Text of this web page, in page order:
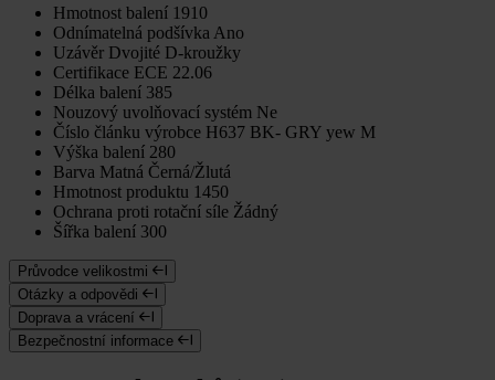
Hmotnost balení 1910
Odnímatelná podšívka Ano
Uzávěr Dvojité D-kroužky
Certifikace ECE 22.06
Délka balení 385
Nouzový uvolňovací systém Ne
Číslo článku výrobce H637 BK- GRY yew M
Výška balení 280
Barva Matná Černá/Žlutá
Hmotnost produktu 1450
Ochrana proti rotační síle Žádný
Šířka balení 300
Průvodce velikostmi
Otázky a odpovědi
Doprava a vrácení
Bezpečnostní informace